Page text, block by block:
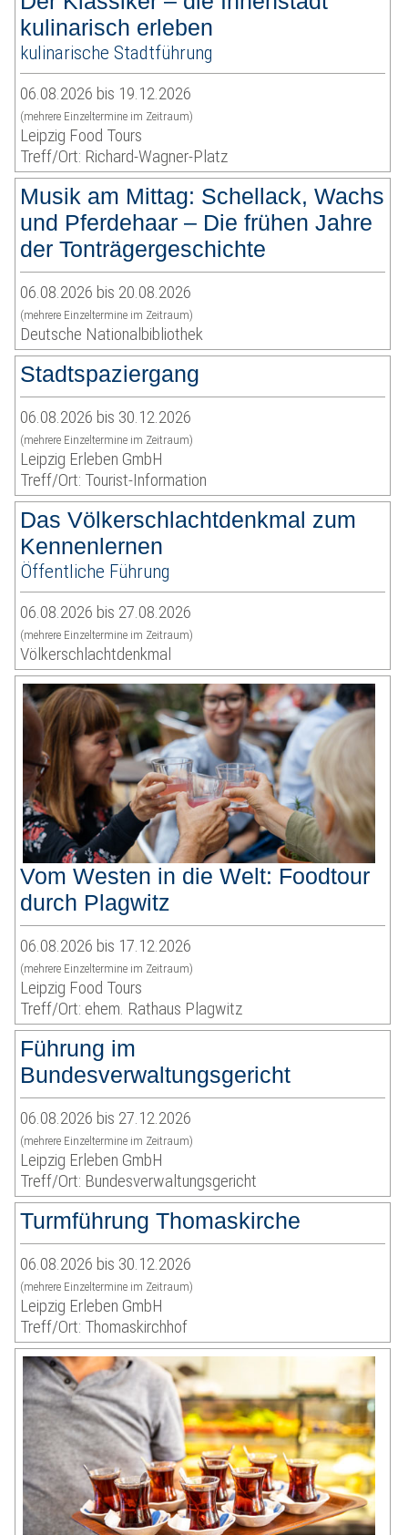
kulinarisch erleben
kulinarische Stadtführung
06.08.2026 bis 19.12.2026
(mehrere Einzeltermine im Zeitraum)
Leipzig Food Tours
Treff/Ort: Richard-Wagner-Platz
Musik am Mittag: Schellack, Wachs
und Pferdehaar – Die frühen Jahre
der Tonträgergeschichte
06.08.2026 bis 20.08.2026
(mehrere Einzeltermine im Zeitraum)
Deutsche Nationalbibliothek
Stadtspaziergang
06.08.2026 bis 30.12.2026
(mehrere Einzeltermine im Zeitraum)
Leipzig Erleben GmbH
Treff/Ort: Tourist-Information
Das Völkerschlachtdenkmal zum
Kennenlernen
Öffentliche Führung
06.08.2026 bis 27.08.2026
(mehrere Einzeltermine im Zeitraum)
Völkerschlachtdenkmal
Vom Westen in die Welt: Foodtour
durch Plagwitz
06.08.2026 bis 17.12.2026
(mehrere Einzeltermine im Zeitraum)
Leipzig Food Tours
Treff/Ort: ehem. Rathaus Plagwitz
Führung im
Bundesverwaltungsgericht
06.08.2026 bis 27.12.2026
(mehrere Einzeltermine im Zeitraum)
Leipzig Erleben GmbH
Treff/Ort: Bundesverwaltungsgericht
Turmführung Thomaskirche
06.08.2026 bis 30.12.2026
(mehrere Einzeltermine im Zeitraum)
Leipzig Erleben GmbH
Treff/Ort: Thomaskirchhof